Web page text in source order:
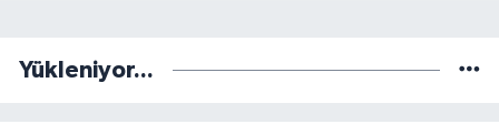
Yükleniyor...